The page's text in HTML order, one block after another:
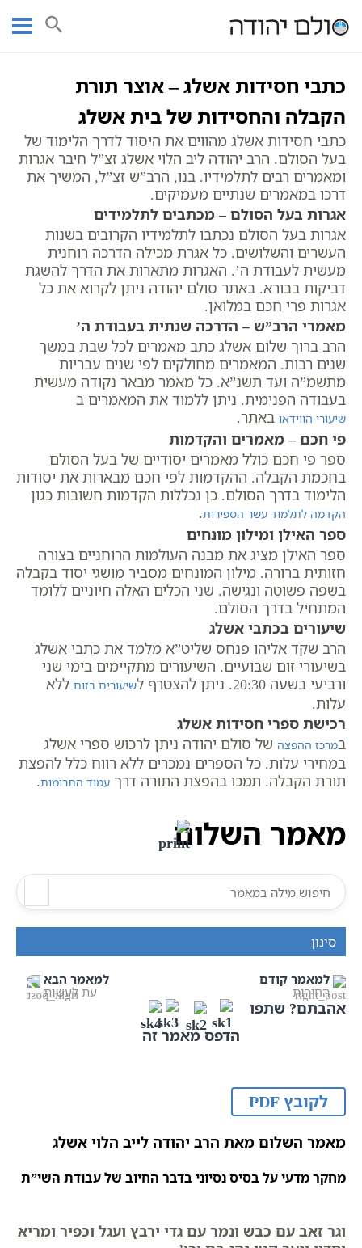
עמוד ראשי
מאמרים
מאמר השלום
כתבי חסידות אשלג – אוצר תורת
הקבלה והחסידות של בית אשלג
כתבי חסידות אשלג מהווים את היסוד לדרך הלימוד של
בעל הסולם. הרב יהודה ליב הלוי אשלג זצ”ל חיבר אגרות
ומאמרים רבים לתלמידיו. בנו, הרב”ש זצ”ל, המשיך את
דרכו במאמרים שנתיים מעמיקים.
אגרות בעל הסולם – מכתבים לתלמידים
אגרות בעל הסולם נכתבו לתלמידיו הקרובים בשנות
העשרים והשלושים. כל אגרת מכילה הדרכה רוחנית
מעשית לעבודת ה’. האגרות מתארות את הדרך להשגת
דביקות בבורא. באתר סולם יהודה ניתן לקרוא את כל
אגרות פרי חכם במלואן.
מאמרי הרב”ש – הדרכה שנתית בעבודת ה’
הרב ברוך שלום אשלג כתב מאמרים לכל שבת במשך
שנים רבות. המאמרים מחולקים לפי שנים עבריות
מתשמ”ה ועד תשנ”א. כל מאמר מבאר נקודה מעשית
בעבודה הפנימית. ניתן ללמוד את המאמרים ב
שיעורי הווידאו באתר.
פי חכם – מאמרים והקדמות
ספר פי חכם כולל מאמרים יסודיים של בעל הסולם
בחכמת הקבלה. ההקדמות לפי חכם מבארות את יסודות
הלימוד בדרך הסולם. כן נכללות הקדמות חשובות כגון
הקדמה לתלמוד עשר הספירות.
ספר האילן ומילון מונחים
ספר האילן מציג את מבנה העולמות הרוחניים בצורה
חזותית ברורה. מילון המונחים מסביר מושגי יסוד בקבלה
בשפה פשוטה ונגישה. שני הכלים האלה חיוניים ללומד
המתחיל בדרך הסולם.
שיעורים בכתבי אשלג
הרב שקד אליהו פנחס שליט”א מלמד את כתבי אשלג
בשיעורי זום שבועיים. השיעורים מתקיימים בימי שני
ורביעי בשעה 20:30. ניתן להצטרף ל
שיעורים בזום ללא
עלות.
רכישת ספרי חסידות אשלג
במרכז ההפצה של סולם יהודה ניתן לרכוש ספרי אשלג
במחירי עלות. כל הספרים נמכרים ללא רווח כלל להפצת
תורת הקבלה. תמכו בהפצת התורה דרך עמוד התרומות.
מאמר השלום
לקובץ PDF
מאמר השלום מאת הרב יהודה לייב הלוי אשלג
מחקר מדעי על בסיס נסיוני בדבר החיוב של עבודת השי”ת
וגר זאב עם כבש ונמר עם גדי ירבץ ועגל וכפיר ומריא
סינון
למאמר קודם
החירות
למאמר הבא
עת לעשות
אהבתם? שתפו
הדפס מאמר זה